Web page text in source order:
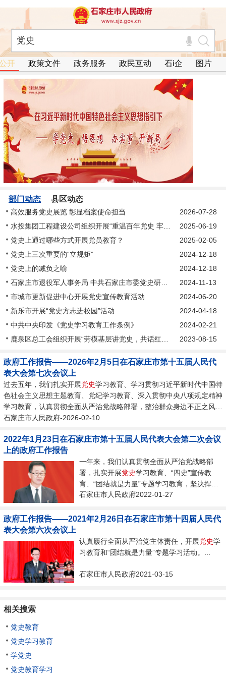
开 政策文件 政务服务 政民互动 石i企 图片
部门动态 县区动态
2026-07-28
高效服务党史展览 彰显档案使命担当
2025-06-19
水投集团工程建设公司组织开展“重温百年党史 牢记初心使命”党课专题培训会
2025-02-05
党史上通过哪些方式开展党员教育？
2024-12-18
党史上三次重要的“立规矩”
2024-12-18
党史上的减负之喻
2024-11-13
石家庄市退役军人事务局 中共石家庄市委党史研究室 举行纪念石家庄解放77周年升国旗仪式
2024-06-20
市城市更新促进中心开展党史宣传教育活动
2024-04-18
新乐市开展“党史方志进校园”活动
2024-02-21
中共中央印发《党史学习教育工作条例》
2023-08-15
鹿泉区总工会组织开展“劳模基层讲党史，共话红心暖人心”主题宣讲活动
政府工作报告——2026年2月5日在石家庄市第十五届人民代
表大会第七次会议上
过去五年，我们扎实开展党史学习教育、学习贯彻习近平新时代中国特
色社会主义思想主题教育、党纪学习教育、深入贯彻中央八项规定精神
学习教育，认真贯彻全面从严治党战略部署，整治群众身边不正之风和
腐败问题，自觉接受人大、政协监督，获评...
石家庄市人民政府-2026-02-10
2022年1月23日在石家庄市第十五届人民代表大会第二次会议
上的政府工作报告
一年来，我们认真贯彻全面从严治党战略部
署，扎实开展党史学习教育、“四史”宣传教
育、“团结就是力量”专题学习教育，坚决捍卫
“两个确立”，自觉增强“四个意识”、坚定“四个
石家庄市人民政府2022-01-27
政府工作报告——2021年2月26日在石家庄市第十四届人民代
表大会第六次会议上
认真履行全面从严治党主体责任，开展党史学
习教育和“团结就是力量”专题学习活动。...
石家庄市人民政府2021-03-15
相关搜索
党史教育
党史学习教育
学党史
党史教育学习